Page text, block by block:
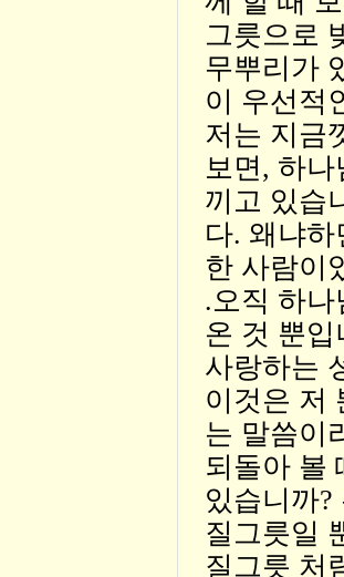
그릇으로
무뿌리가
이 우선적
저는 지금
보면, 하
끼고 있습
다. 왜냐
한 사람이
.오직 하
온 것 뿐입
사랑하는
이것은 저
는 말씀이
되돌아 볼
있습니까
질그릇일
질그릇 처